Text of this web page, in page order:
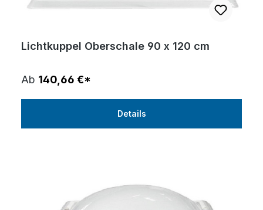
Lichtkuppel Oberschale 90 x 120 cm
Ab 140,66 €*
Details